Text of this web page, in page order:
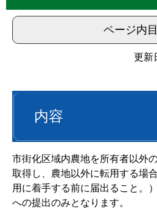
ページ内
更新
内容
市街化区域内農地を所有者以外
取得し、農地以外に転用する場
用に着手する前に届出ること。
への提出のみとなります。